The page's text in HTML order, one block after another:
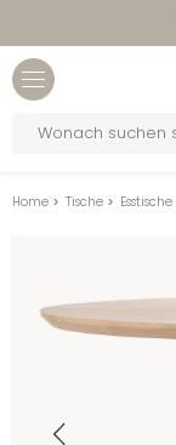
search
Home > Tische > Esstische